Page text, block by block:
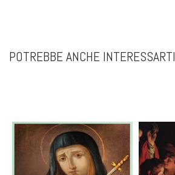
POTREBBE ANCHE INTERESSARTI